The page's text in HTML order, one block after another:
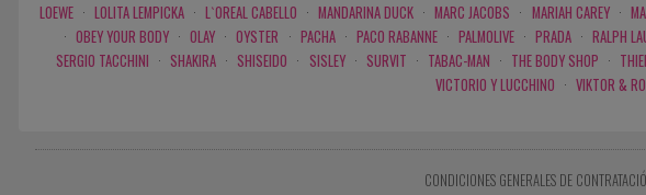
LOEWE · LOLITA LEMPICKA · L`OREAL CABELLO · MANDARINA DUCK · MARC JACOBS · MARIAH CAREY ·
· OBEY YOUR BODY · OLAY · OYSTER · PACHA · PACO RABANNE · PALMOLIVE · PRADA · RALPH
SERGIO TACCHINI · SHAKIRA · SHISEIDO · SISLEY · SURVIT · TABAC-MAN · THE BODY SHOP ·
VICTORIO Y LUCCHINO · VIKTOR &
CONDICIONES GENERALES DE